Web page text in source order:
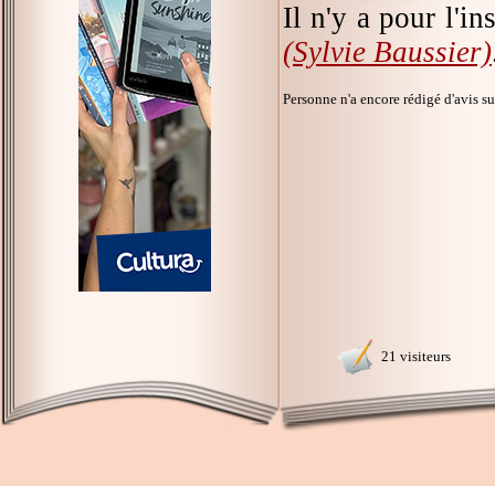
Il n'y a pour
(Sylvie Baussier)
Personne n'a encore rédigé d'avis
21 visiteurs